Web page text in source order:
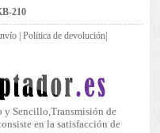
210
|Política de devolución
y Sencillo,Transmisión de
en la satisfacción de